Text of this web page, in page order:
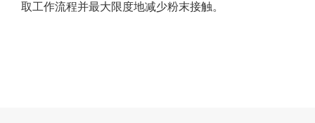
取工作流程并最大限度地减少粉末接触。